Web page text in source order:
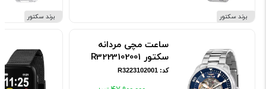
برند سکتور
ساعت مچی مردانه
سکتور R3223102001
کد: R3223102001
برند سکتور